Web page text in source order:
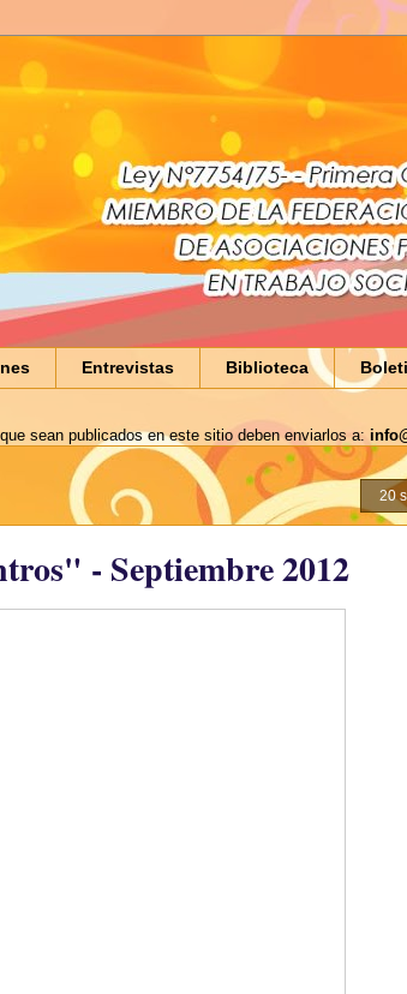
Entrevistas Biblioteca
sean publicados en este sitio deben enviarlos a:
20
- Septiembre 2012